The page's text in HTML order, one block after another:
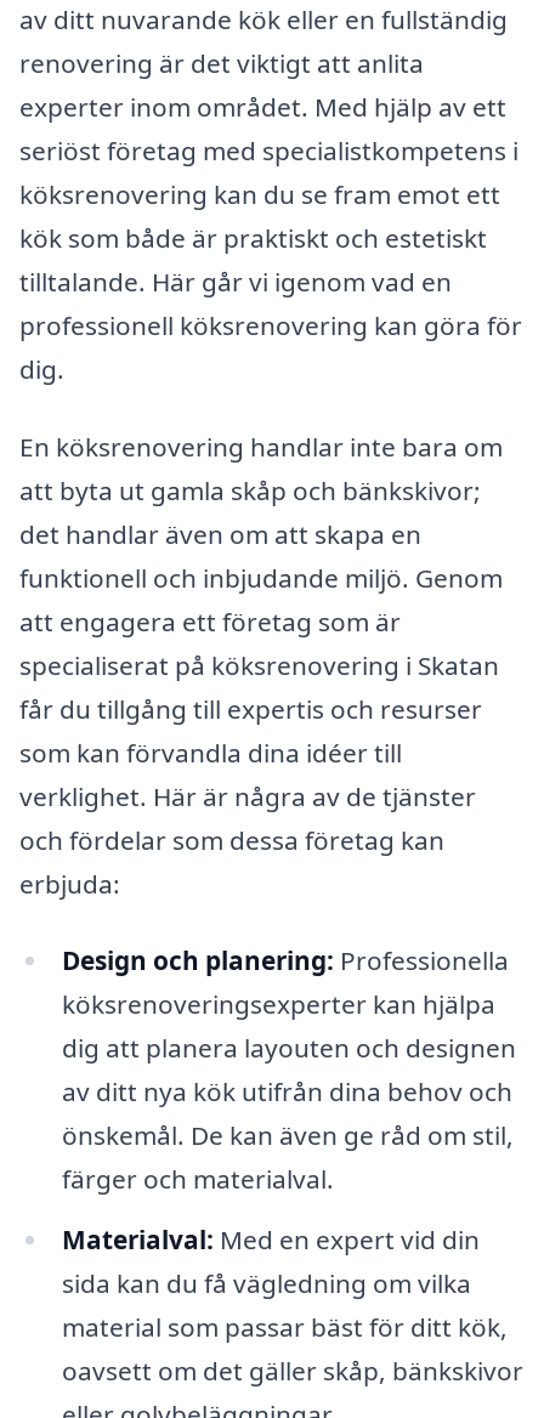
av ditt nuvarande kök eller en fullständig
renovering är det viktigt att anlita
experter inom området. Med hjälp av ett
seriöst företag med specialistkompetens i
köksrenovering kan du se fram emot ett
kök som både är praktiskt och estetiskt
tilltalande. Här går vi igenom vad en
professionell köksrenovering kan göra för
dig.
En köksrenovering handlar inte bara om
att byta ut gamla skåp och bänkskivor;
det handlar även om att skapa en
funktionell och inbjudande miljö. Genom
att engagera ett företag som är
specialiserat på köksrenovering i Skatan
får du tillgång till expertis och resurser
som kan förvandla dina idéer till
verklighet. Här är några av de tjänster
och fördelar som dessa företag kan
erbjuda:
Design och planering: Professionella
köksrenoveringsexperter kan hjälpa
dig att planera layouten och designen
av ditt nya kök utifrån dina behov och
önskemål. De kan även ge råd om stil,
färger och materialval.
Materialval: Med en expert vid din
sida kan du få vägledning om vilka
material som passar bäst för ditt kök,
oavsett om det gäller skåp, bänkskivor